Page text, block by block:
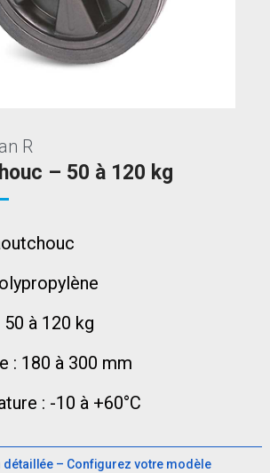
R
– 50 à 120 kg
50 à 120 kg
: 180 à 300 mm
: -10 à +60°C
détaillée – Configurez votre modèle